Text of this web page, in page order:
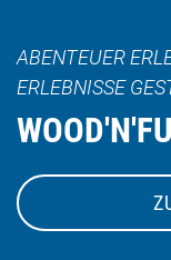
ABENTEUER
RLEBNISSE